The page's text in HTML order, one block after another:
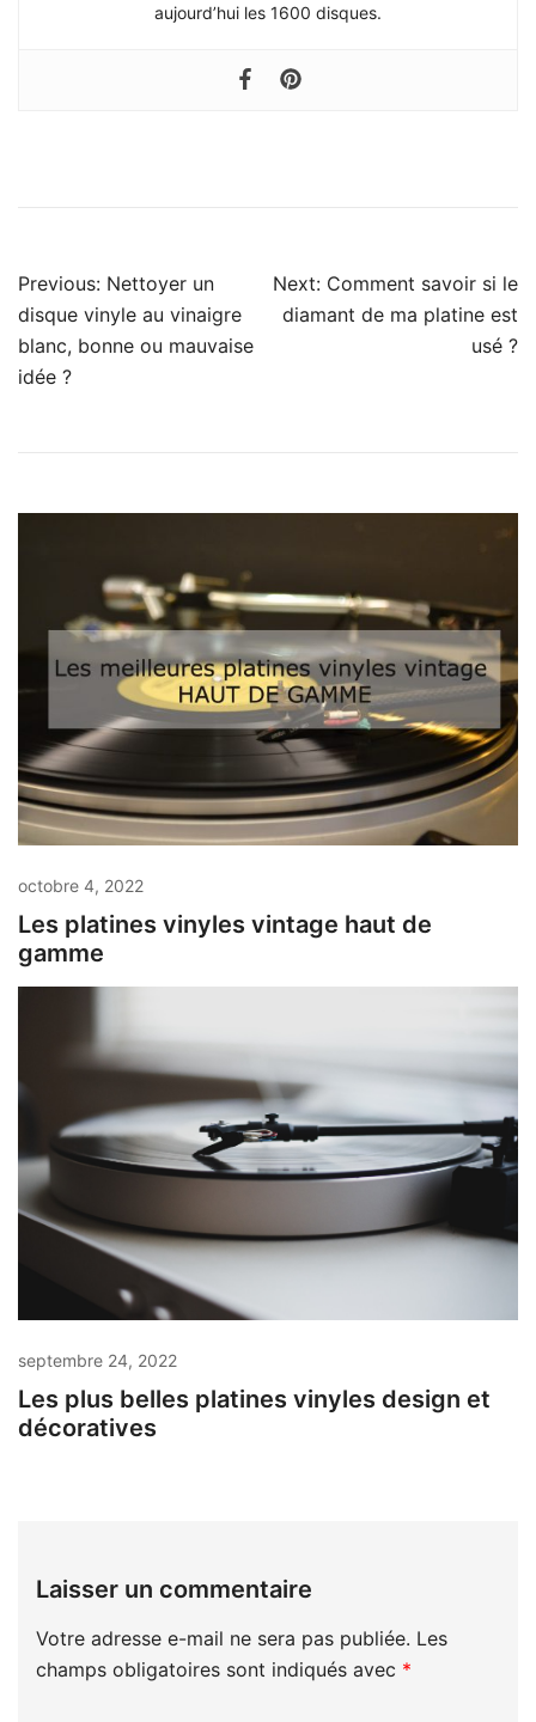
aujourd’hui les 1600 disques.
Navigation
de
l’article
Previous: Nettoyer un
disque vinyle au vinaigre
blanc, bonne ou mauvaise
idée ?
Next: Comment savoir si le
diamant de ma platine est
usé ?
octobre 4, 2022
Les platines vinyles vintage haut de
gamme
septembre 24, 2022
Les plus belles platines vinyles design et
décoratives
Laisser un commentaire
Votre adresse e-mail ne sera pas publiée. Les
champs obligatoires sont indiqués avec *